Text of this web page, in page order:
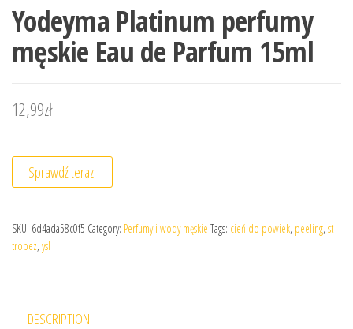
Yodeyma Platinum perfumy
męskie Eau de Parfum 15ml
12,99zł
Sprawdź teraz!
SKU: 6d4ada58c0f5 Category: Perfumy i wody męskie Tags: cień do powiek, peeling, st
tropez, ysl
DESCRIPTION